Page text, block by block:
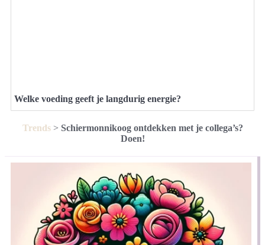
Welke voeding geeft je langdurig energie?
Trends> Schiermonnikoog ontdekken met je collega’s?
Doen!